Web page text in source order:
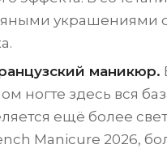
украшениями
маникюр.
ногте здесь вся
ещё более
Manicure 2026,